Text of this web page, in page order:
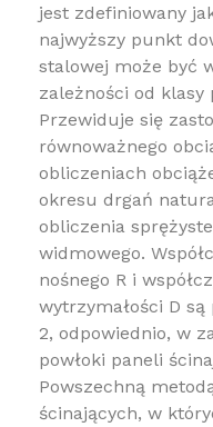
jest zdefiniowany
najwyższy punkt
stalowej może być
zależności od klasy
Przewiduje się
równoważnego
obliczeniach
okresu drgań
obliczenia
widmowego.
nośnego R i
wytrzymałości D
2, odpowiednio, w
powłoki paneli
Powszechną
ścinających, w